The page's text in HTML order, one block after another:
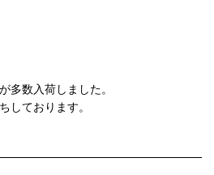
多数入荷しました。
しております。